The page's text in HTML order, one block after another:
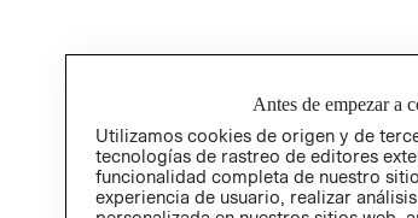
Antes de empezar a
Utilizamos cookies de origen y de
tecnologías de rastreo de editores
funcionalidad completa de nuestro
experiencia de usuario, realizar